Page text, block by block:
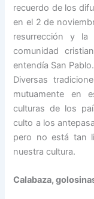
recuerdo de los
en el 2 de
resurrección y
comunidad
entendía San Pablo.
Diversas
mutuamente en
culturas de los
culto a los
pero no está tan
nuestra cultura.
Calabaza,